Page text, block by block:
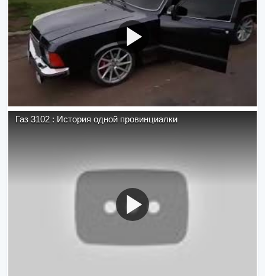
Газ 3102 : История одной провинциалки